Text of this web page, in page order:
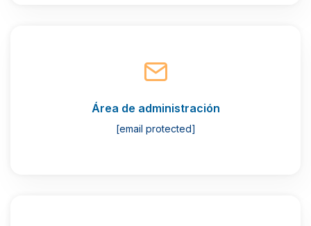
Área de administración
[email protected]